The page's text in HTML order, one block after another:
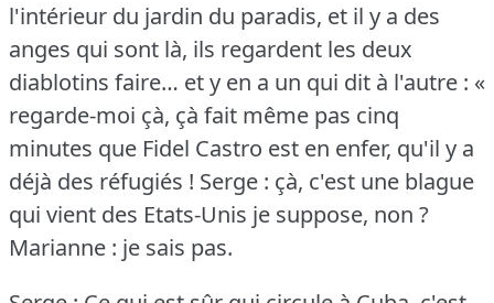
l'intérieur du jardin du paradis, et il y a des
anges qui sont là, ils regardent les deux
diablotins faire… et y en a un qui dit à l'autre : «
regarde-moi çà, çà fait même pas cinq
minutes que Fidel Castro est en enfer, qu'il y a
déjà des réfugiés ! Serge : çà, c'est une blague
qui vient des Etats-Unis je suppose, non ?
Marianne : je sais pas.